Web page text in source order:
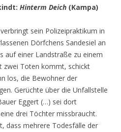
Hinterm Deich (Kampa)
sein Polizeipraktikum in
Dörfchens Sandesiel an
auf einer Landstraße zu einem
zwei Toten kommt, schickt
los, die Bewohner der
Gerüchte über die Unfallstelle
Eggert (…) sei dort
drei Töchter missbraucht.
dass mehrere Todesfälle der